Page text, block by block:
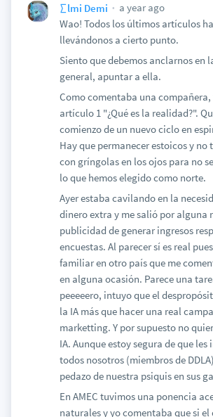
∑lmi Demi
a year ago
Wao! Todos los últimos artículos
llevándonos a cierto punto.
Siento que debemos anclarnos en
general, apuntar a ella.
Como comentaba una
artículo 1 "¿Qué es la realidad?".
comienzo de un nuevo ciclo en
Hay que permanecer estoicos y no
con gríngolas en los ojos para no
lo que hemos elegido como norte.
Ayer estaba cavilando en la
dinero extra y me salió por alguna
publicidad de generar ingresos
encuestas. Al parecer sí es real
familiar en otro país que me
en alguna ocasión. Parece una
peeeeero, intuyo que el
la IA más que hacer una real
marketting. Y por supuesto no
IA. Aunque estoy segura de que
todos nosotros (miembros de
pedazo de nuestra psiquis en sus
En AMEC tuvimos una ponencia
naturales y yo comentaba que si